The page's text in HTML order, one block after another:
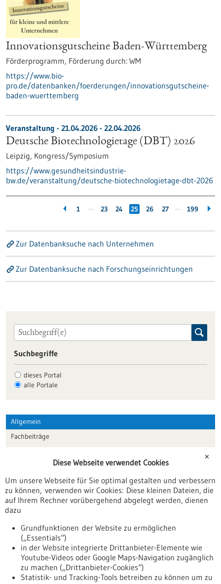
Innovationsgutscheine Baden-Württemberg
Förderprogramm, Förderung durch: WM
https://www.bio-
pro.de/datenbanken/foerderungen/innovationsgutscheine-
baden-wuerttemberg
Veranstaltung - 21.04.2026 - 22.04.2026
Deutsche Biotechnologietage (DBT) 2026
Leipzig, Kongress/Symposium
https://www.gesundheitsindustrie-
bw.de/veranstaltung/deutsche-biotechnologietage-dbt-2026
1 … 23 24 25 26 27 … 199
Zur Datenbanksuche nach Unternehmen
Zur Datenbanksuche nach Forschungseinrichtungen
Suchbegriffe
dieses Portal
alle Portale
Allgemein
Fachbeiträge
Veranstaltungen
Erscheinungsdatum
✕
Diese Webseite verwendet Cookies
Um unsere Webseite für Sie optimal gestalten und verbessern
zu können, verwenden wir Cookies: Diese kleinen Dateien, die
auf Ihrem Rechner vorübergehend abgelegt werden, dienen
dazu
Grundfunktionen der Website zu ermöglichen
(„Essentials“)
in der Website integrierte Drittanbieter-Elemente wie
Youtube-Videos oder Google Maps-Navigation zugänglich
zu machen („Drittanbieter-Cookies“)
Statistik- und Tracking-Tools betreiben zu können um zu